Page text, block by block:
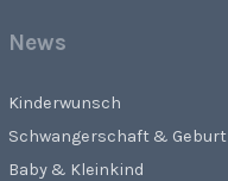
News
Kinderwunsch
Schwangerschaft & Geburt
Baby & Kleinkind